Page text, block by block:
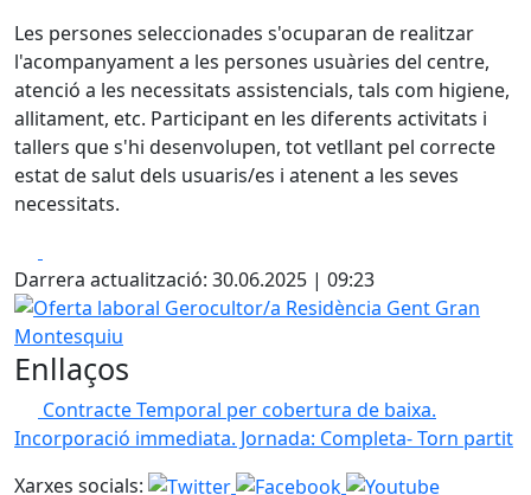
Les persones seleccionades s'ocuparan de realitzar
l'acompanyament a les persones usuàries del centre,
atenció a les necessitats assistencials, tals com higiene,
allitament, etc. Participant en les diferents activitats i
tallers que s'hi desenvolupen, tot vetllant pel correcte
estat de salut dels usuaris/es i atenent a les seves
necessitats.
Darrera actualització: 30.06.2025 | 09:23
Oferta laboral Gerocultor/a Residència Gent Gran
Enllaços
Contracte Temporal per cobertura de baixa.
Incorporació immediata. Jornada: Completa- Torn partit
Xarxes socials: